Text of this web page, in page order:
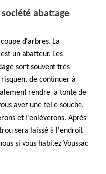
abattage
d'arbres. La
un abatteur. Les
sont souvent très
de continuer à
rendre la tonte de
avez une telle souche,
et l'enlèverons. Après
sera laissé à l'endroit
si vous habitez Voussac